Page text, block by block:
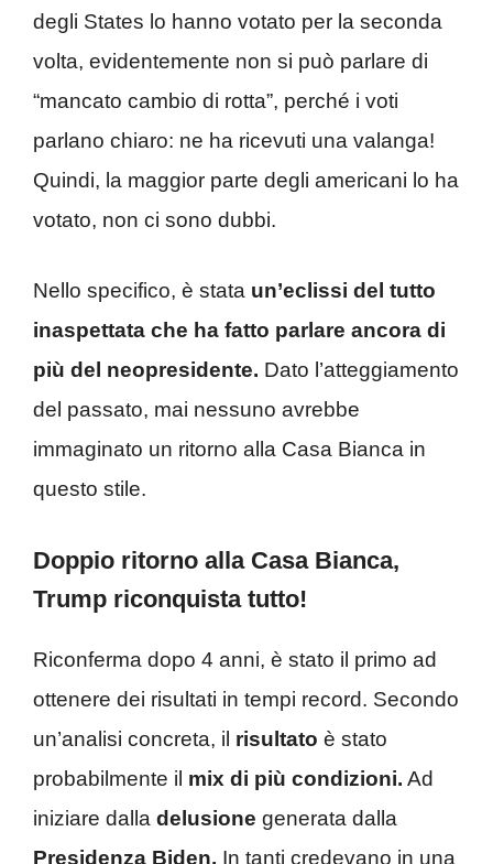
degli States lo hanno votato per la seconda
volta, evidentemente non si può parlare di
“mancato cambio di rotta”, perché i voti
parlano chiaro: ne ha ricevuti una valanga!
Quindi, la maggior parte degli americani lo ha
votato, non ci sono dubbi.
Nello specifico, è stata un’eclissi del tutto
inaspettata che ha fatto parlare ancora di
più del neopresidente. Dato l’atteggiamento
del passato, mai nessuno avrebbe
immaginato un ritorno alla Casa Bianca in
questo stile.
Doppio ritorno alla Casa Bianca,
Trump riconquista tutto!
Riconferma dopo 4 anni, è stato il primo ad
ottenere dei risultati in tempi record. Secondo
un’analisi concreta, il risultato è stato
probabilmente il mix di più condizioni. Ad
iniziare dalla delusione generata dalla
Presidenza Biden. In tanti credevano in una